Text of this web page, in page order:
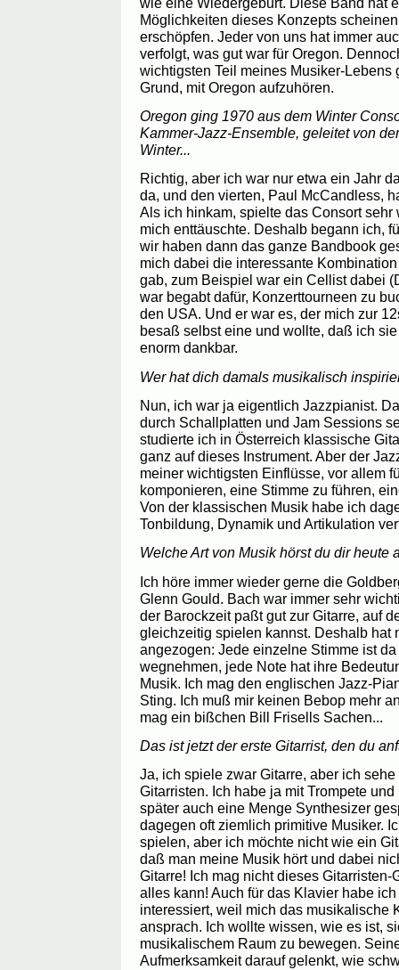
Möglichkeiten dieses Konzepts
erschöpfen. Jeder von uns hat immer
verfolgt, was gut war für Oregon.
wichtigsten Teil meines Musiker-Lebens
Grund, mit Oregon aufzuhören.
Oregon ging 1970 aus dem Winter
Kammer-Jazz-Ensemble, geleitet von
Winter...
Richtig, aber ich war nur etwa ein Jahr
da, und den vierten, Paul McCandless,
Als ich hinkam, spielte das Consort
mich enttäuschte. Deshalb begann ich,
wir haben dann das ganze Bandbook
mich dabei die interessante
gab, zum Beispiel war ein Cellist dabei
war begabt dafür, Konzerttourneen zu
den USA. Und er war es, der mich zur
besaß selbst eine und wollte, daß ich
enorm dankbar.
Wer hat dich damals musikalisch
Nun, ich war ja eigentlich Jazzpianist.
durch Schallplatten und Jam Sessions
studierte ich in Österreich klassische
ganz auf dieses Instrument. Aber der
meiner wichtigsten Einflüsse, vor allem
komponieren, eine Stimme zu führen,
Von der klassischen Musik habe ich
Tonbildung, Dynamik und Artikulation
Welche Art von Musik hörst du dir heute
Ich höre immer wieder gerne die
Glenn Gould. Bach war immer sehr
der Barockzeit paßt gut zur Gitarre, auf
gleichzeitig spielen kannst. Deshalb hat
angezogen: Jede einzelne Stimme ist
wegnehmen, jede Note hat ihre
Musik. Ich mag den englischen Jazz-
Sting. Ich muß mir keinen Bebop mehr
mag ein bißchen Bill Frisells Sachen...
Das ist jetzt der erste Gitarrist, den du
Ja, ich spiele zwar Gitarre, aber ich
Gitarristen. Ich habe ja mit Trompete
später auch eine Menge Synthesizer
dagegen oft ziemlich primitive Musiker.
spielen, aber ich möchte nicht wie ein
daß man meine Musik hört und dabei
Gitarre! Ich mag nicht dieses Gitarristen-
alles kann! Auch für das Klavier habe
interessiert, weil mich das musikalische
ansprach. Ich wollte wissen, wie es ist,
musikalischem Raum zu bewegen.
Aufmerksamkeit darauf gelenkt, wie